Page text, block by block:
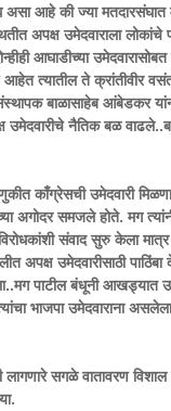
असा आहे की ज्या मतदारसंघात
अपक्ष उमेदवाराला
आघाडीच्या
आहेत त्यातील ते
बाळासाहेब आंबेडकर यांनी
उमेदवारीचे नैतिक बळ
काँग्रेसची उमेदवारी
अगोदर समजले होते. मग
संवाद सुरु केला
उमेदवारीसाठी पाठिंबा
पाटील बंधूनी
भाजपा उमेदवाराना
सगळे वातावरण